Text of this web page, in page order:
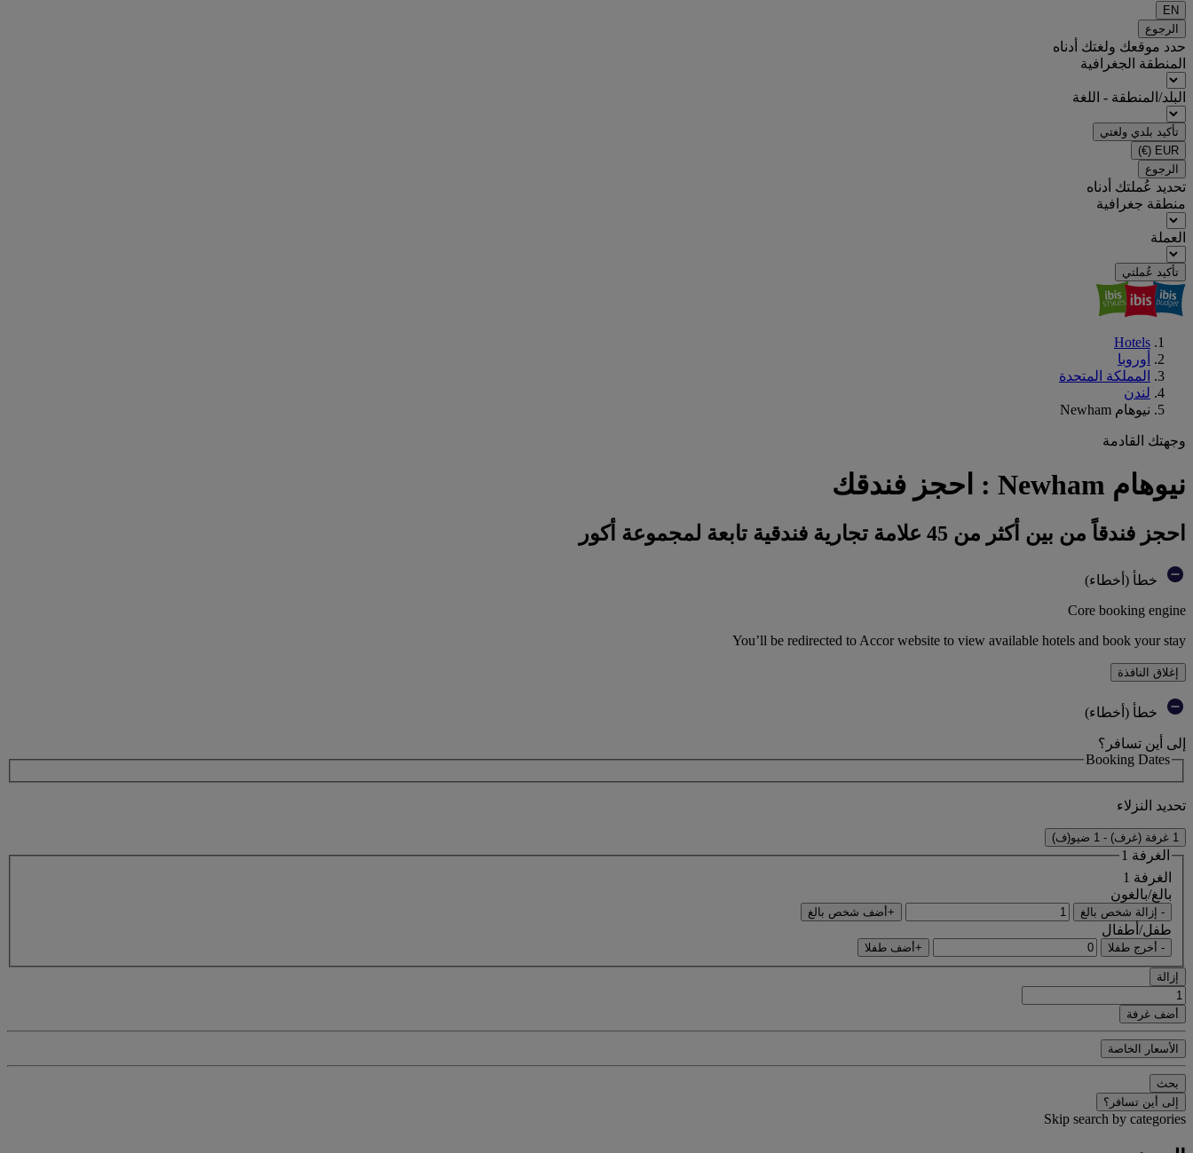
EN
الرجوع
حدد موقعك ولغتك أدناه
المنطقة الجغرافية
البلد/المنطقة - اللغة
تأكيد بلدي ولغتي
EUR
(€)
الرجوع
تحديد عُملتك أدناه
منطقة جغرافية
العملة
تأكيد عُملتي
Hotels
أوروبا
المملكة المتحدة
لندن
نيوهام Newham
وجهتك القادمة
نيوهام Newham : احجز فندقك
احجز فندقاً من بين أكثر من 45 علامة تجارية فندقية تابعة لمجموعة أكور
خطأ (أخطاء)
Core booking engine
You’ll be redirected to Accor website to view available hotels and book your stay
إغلاق النافذة
خطأ (أخطاء)
إلى أين تسافر؟
Booking Dates
تحديد النزلاء
1 غرفة (غرف) - 1 ضيو(ف)
الغرفة 1
الغرفة 1
بالغ/بالغون
- إزالة شخص بالغ +أضف شخص بالغ
طفل/أطفال
- أخرج طفلا +أضف طفلا
إزالة
أضف غرفة
الأسعار الخاصة
بحث
إلى أين تسافر؟
Skip search by categories